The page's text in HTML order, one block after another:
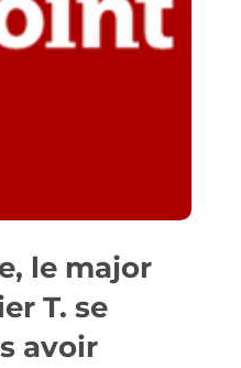
le major
T. se
avoir